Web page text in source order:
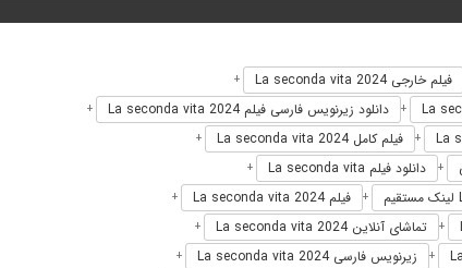
فیلم خارجی La seconda vita 2024 +
+ دانلود زیرنویس فارسی فیلم La seconda vita 2024 +
+ فیلم کامل La seconda vita 2024 +
+ دانلود فیلم La seconda vita +
+ فیلم La seconda vita 2024 +
+ تماشای آنلاین La seconda vita 2024 +
+ زیرنویس فارسی La seconda vita 2024 +